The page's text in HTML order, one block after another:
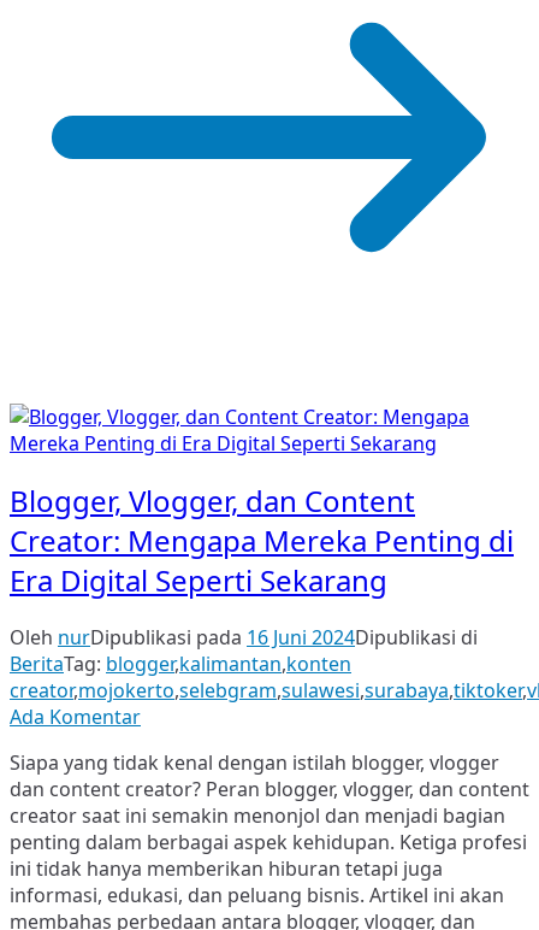
Blogger, Vlogger, dan Content
Creator: Mengapa Mereka Penting di
Era Digital Seperti Sekarang
Oleh nurDipublikasi pada 16 Juni 2024Dipublikasi di
BeritaTag: blogger,kalimantan,konten
creator,mojokerto,selebgram,sulawesi,surabaya,tiktoker,
Ada Komentarpada
Vlogger,
dan
Content
Creator:
Mengapa
Mereka
Siapa yang tidak kenal dengan istilah blogger, vlogger
dan content creator? Peran blogger, vlogger, dan content
creator saat ini semakin menonjol dan menjadi bagian
penting dalam berbagai aspek kehidupan. Ketiga profesi
ini tidak hanya memberikan hiburan tetapi juga
informasi, edukasi, dan peluang bisnis. Artikel ini akan
membahas perbedaan antara blogger, vlogger, dan